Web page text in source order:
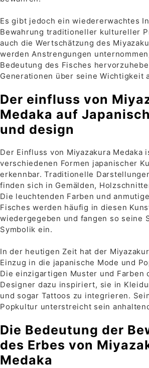
Es gibt jedoch ein wiedererwachtes
Bewahrung traditioneller kultureller
auch die Wertschätzung des
werden Anstrengungen
Bedeutung des Fisches
Generationen über seine Wichtigkeit
Der einfluss von
Medaka auf
und design
Der Einfluss von Miyazakura Medaka
verschiedenen Formen japanischer
erkennbar. Traditionelle
finden sich in Gemälden,
Die leuchtenden Farben und
Fisches werden häufig in diesen
wiedergegeben und fangen so seine
Symbolik ein.
In der heutigen Zeit hat der
Einzug in die japanische Mode und
Die einzigartigen Muster und Farben
Designer dazu inspiriert, sie in
und sogar Tattoos zu integrieren.
Popkultur unterstreicht sein
Die Bedeutung der
des Erbes von
Medaka